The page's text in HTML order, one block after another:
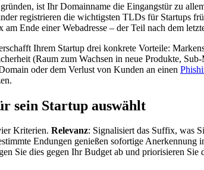
ist Ihr Domainname die Eingangstür zu
registrieren die wichtigsten TLDs für Startups
Ende einer Webadresse – der Teil nach dem
Ihrem Startup drei konkrete Vorteile:
(Raum zum Wachsen in neue Produkte,
oder dem Verlust von Kunden an einen
sein Startup auswählt
Kriterien. Relevanz: Signalisiert das Suffix, was
Endungen genießen sofortige Anerkennung
Sie dies gegen Ihr Budget ab und priorisieren